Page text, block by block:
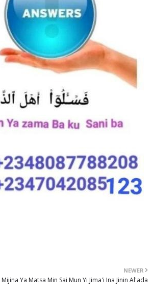
NEWER
Mijina Ya Matsa Min Sai Mun Yi Jima'i Ina Jinin Al'ada